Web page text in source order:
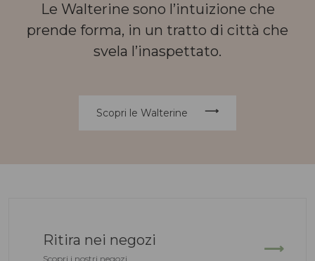
Le Walterine sono l’intuizione che
prende forma, in un tratto di città che
svela l’inaspettato.
Scopri le Walterine
Ritira nei negozi
Scopri i nostri negozi